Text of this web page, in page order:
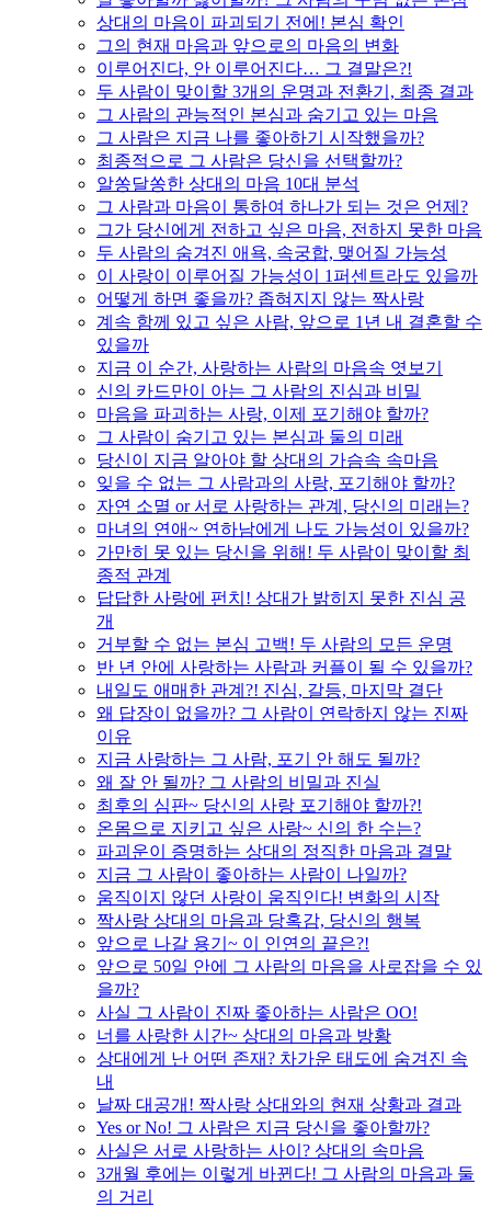
상대의 마음이 파괴되기 전에! 본심 확인
그의 현재 마음과 앞으로의 마음의 변화
이루어진다, 안 이루어진다… 그 결말은?!
두 사람이 맞이할 3개의 운명과 전환기, 최종 결과
그 사람의 관능적인 본심과 숨기고 있는 마음
그 사람은 지금 나를 좋아하기 시작했을까?
최종적으로 그 사람은 당신을 선택할까?
알쏭달쏭한 상대의 마음 10대 분석
그 사람과 마음이 통하여 하나가 되는 것은 언제?
그가 당신에게 전하고 싶은 마음, 전하지 못한 마음
두 사람의 숨겨진 애욕, 속궁합, 맺어질 가능성
이 사랑이 이루어질 가능성이 1퍼센트라도 있을까
어떻게 하면 좋을까? 좁혀지지 않는 짝사랑
계속 함께 있고 싶은 사람, 앞으로 1년 내 결혼할 수
있을까
지금 이 순간, 사랑하는 사람의 마음속 엿보기
신의 카드만이 아는 그 사람의 진심과 비밀
마음을 파괴하는 사랑, 이제 포기해야 할까?
그 사람이 숨기고 있는 본심과 둘의 미래
당신이 지금 알아야 할 상대의 가슴속 속마음
잊을 수 없는 그 사람과의 사랑, 포기해야 할까?
자연 소멸 or 서로 사랑하는 관계, 당신의 미래는?
마녀의 연애~ 연하남에게 나도 가능성이 있을까?
가만히 못 있는 당신을 위해! 두 사람이 맞이할 최
종적 관계
답답한 사랑에 펀치! 상대가 밝히지 못한 진심 공
개
거부할 수 없는 본심 고백! 두 사람의 모든 운명
반 년 안에 사랑하는 사람과 커플이 될 수 있을까?
내일도 애매한 관계?! 진심, 갈등, 마지막 결단
왜 답장이 없을까? 그 사람이 연락하지 않는 진짜
이유
지금 사랑하는 그 사람, 포기 안 해도 될까?
왜 잘 안 될까? 그 사람의 비밀과 진실
최후의 심판~ 당신의 사랑 포기해야 할까?!
온몸으로 지키고 싶은 사랑~ 신의 한 수는?
파괴운이 증명하는 상대의 정직한 마음과 결말
지금 그 사람이 좋아하는 사람이 나일까?
움직이지 않던 사랑이 움직인다! 변화의 시작
짝사랑 상대의 마음과 당혹감, 당신의 행복
앞으로 나갈 용기~ 이 인연의 끝은?!
앞으로 50일 안에 그 사람의 마음을 사로잡을 수 있
을까?
사실 그 사람이 진짜 좋아하는 사람은 OO!
너를 사랑한 시간~ 상대의 마음과 방황
상대에게 난 어떤 존재? 차가운 태도에 숨겨진 속
내
날짜 대공개! 짝사랑 상대와의 현재 상황과 결과
Yes or No! 그 사람은 지금 당신을 좋아할까?
사실은 서로 사랑하는 사이? 상대의 속마음
3개월 후에는 이렇게 바뀐다! 그 사람의 마음과 둘
의 거리